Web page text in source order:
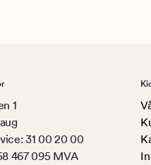
1
31 00 20 00
467 095 MVA